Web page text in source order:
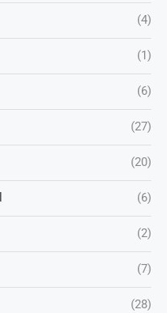
(4)
(1)
(6)
(27)
(20)
(6)
(2)
(7)
(28)